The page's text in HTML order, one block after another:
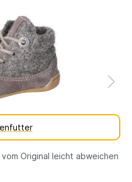
Original leicht abweichen